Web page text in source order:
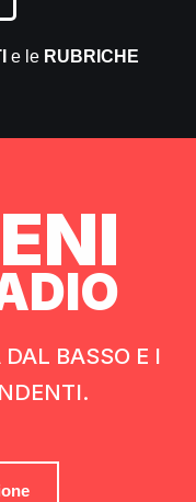
e le RUBRICHE
BASSO E I